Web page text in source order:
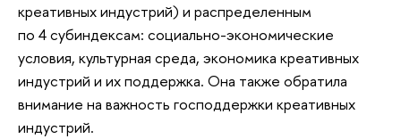
креативных индустрий) и распределенным
по 4 субиндексам: социально-экономические
условия, культурная среда, экономика креативных
индустрий и их поддержка. Она также обратила
внимание на важность господдержки креативных
индустрий.